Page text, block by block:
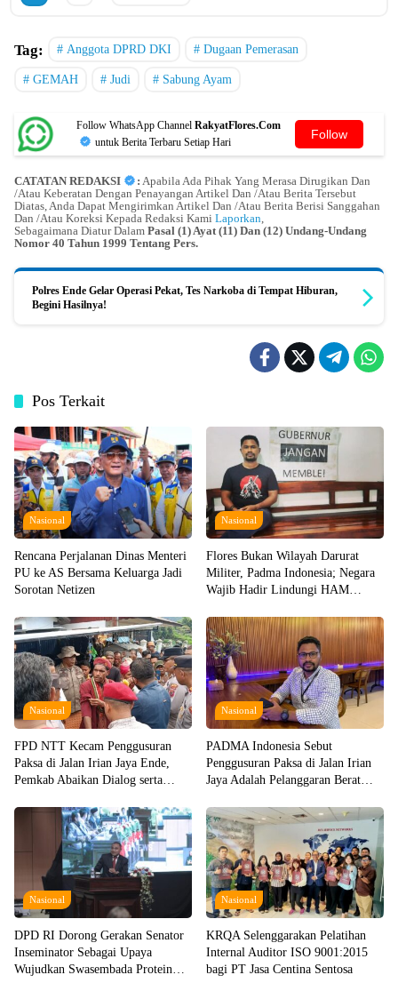
Tag: Anggota DPRD DKI Dugaan Pemerasan
GEMAH Judi Sabung Ayam
Follow WhatsApp Channel RakyatFlores.Com
untuk Berita Terbaru Setiap Hari
Follow
CATATAN REDAKSI : Apabila Ada Pihak Yang Merasa Dirugikan Dan
/Atau Keberatan Dengan Penayangan Artikel Dan /Atau Berita Tersebut
Diatas, Anda Dapat Mengirimkan Artikel Dan /Atau Berita Berisi Sanggahan
Dan /Atau Koreksi Kepada Redaksi Kami Laporkan,
Sebagaimana Diatur Dalam Pasal (1) Ayat (11) Dan (12) Undang-Undang
Nomor 40 Tahun 1999 Tentang Pers.
Polres Ende Gelar Operasi Pekat, Tes Narkoba di Tempat Hiburan,
Begini Hasilnya!
Pos Terkait
Nasional
Rencana Perjalanan Dinas Menteri
PU ke AS Bersama Keluarga Jadi
Sorotan Netizen
Nasional
Flores Bukan Wilayah Darurat
Militer, Padma Indonesia; Negara
Wajib Hadir Lindungi HAM
Nasional
FPD NTT Kecam Penggusuran
Paksa di Jalan Irian Jaya Ende,
Pemkab Abaikan Dialog serta
Nasional
PADMA Indonesia Sebut
Penggusuran Paksa di Jalan Irian
Jaya Adalah Pelanggaran Berat
Nasional
DPD RI Dorong Gerakan Senator
Inseminator Sebagai Upaya
Wujudkan Swasembada Protein
Nasional
KRQA Selenggarakan Pelatihan
Internal Auditor ISO 9001:2015
bagi PT Jasa Centina Sentosa